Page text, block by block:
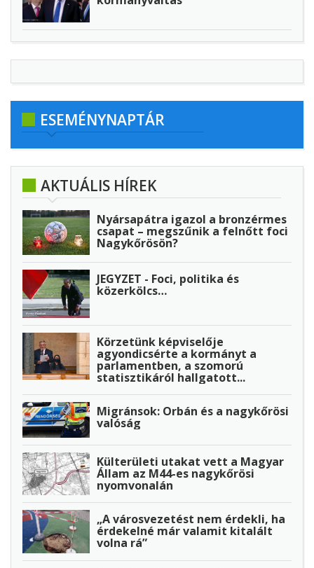
ESEMÉNYNAPTÁR
AKTUÁLIS HÍREK
Nyársapátra igazol a bronzérmes
csapat – megszűnik a felnőtt foci
Nagykőrösön?
JEGYZET - Foci, politika és
közerkölcs…
Körzetünk képviselője
agyondicsérte a kormányt a
parlamentben, a szomorú
statisztikáról hallgatott...
Migránsok: Orbán és a nagykőrösi
valóság
Külterületi utakat vett a Magyar
Állam az M44-es nagykőrösi
nyomvonalán
„A városvezetést nem érdekli, ha
érdekelné már valamit kitalált
volna rá”